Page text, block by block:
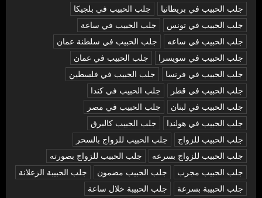
جلب الحبيب في بريطانيا
جلب الحبيب في بلجيكا
جلب الحبيب في تونس
جلب الحبيب في ساعة
جلب الحبيب في ساعه
جلب الحبيب في سلطنة عمان
جلب الحبيب في سويسرا
جلب الحبيب في عمان
جلب الحبيب في فرنسا
جلب الحبيب في فلسطين
جلب الحبيب في قطر
جلب الحبيب في كندا
جلب الحبيب في لبنان
جلب الحبيب في مصر
جلب الحبيب في هولندا
جلب الحبيب كالبرق
جلب الحبيب للزواج
جلب الحبيب للزواج بالسحر
جلب الحبيب للزواج بسرعه
جلب الحبيب للزواج بصورته
جلب الحبيب مجرب
جلب الحبيب مضمون
جلب الحبيبة الزعلانة
جلب الحبيبة بسرعة
جلب الحبيبة خلال ساعة